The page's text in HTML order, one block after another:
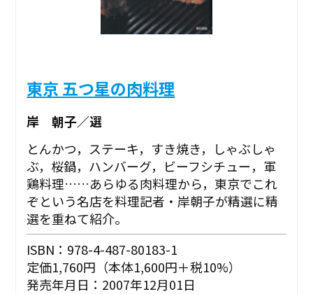
東京 五つ星の肉料理
岸 朝子／選
とんかつ，ステーキ，すき焼き，しゃぶしゃ
ぶ，桜鍋，ハンバーグ，ビーフシチュー，軍
鶏料理……あらゆる肉料理から，東京でこれ
ぞという名店を料理記者・岸朝子が精選に精
選を重ねて紹介。
ISBN：978-4-487-80183-1
定価1,760円（本体1,600円＋税10%）
発売年月日：2007年12月01日